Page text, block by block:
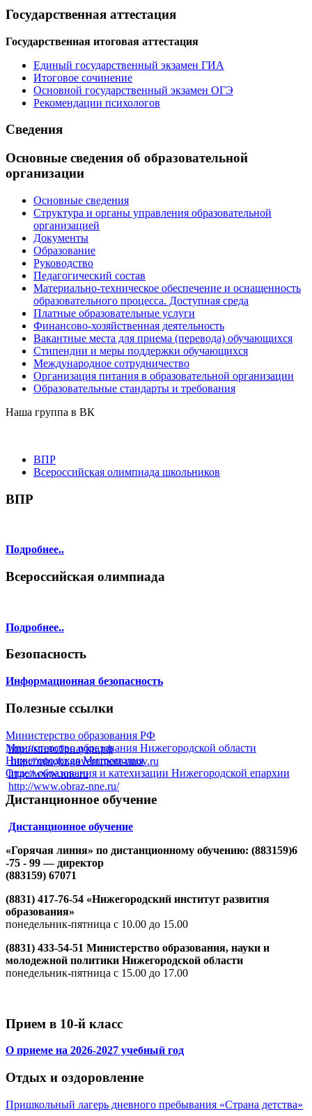
Государственная аттестация
Государственная итоговая аттестация
Единый государственный экзамен ГИА
Итоговое сочинение
Основной государственный экзамен ОГЭ
Рекомендации психологов
Сведения
Основные сведения об образовательной
организации
Основные сведения
Структура и органы управления образовательной
организацией
Документы
Образование
Руководство
Педагогический состав
Материально-техническое обеспечение и оснащенность
образовательного процесса. Доступная среда
Платные образовательные услуги
Финансово-хозяйственная деятельность
Вакантные места для приема (перевода) обучающихся
Стипендии и меры поддержки обучающихся
Международное сотрудничество
Организация питания в образовательной организации
Образовательные стандарты и требования
Наша группа в ВК
ВПР
Всероссийская олимпиада школьников
ВПР
Подробнее..
Всероссийская олимпиада
Подробнее..
Безопасность
Информационная безопасность
Полезные ссылки
Министерство образования РФ
http://минобрнауки.рф
Министерство образования Нижегородской области
http://minobr.government-nnov.ru
Нижегородская Митрополия
http://www.nne.ru
Отдел образования и катехизации Нижегородской епархии
http://www.obraz-nne.ru/
Дистанционное обучение
Дистанционное обучение
«Горячая линия» по дистанционному обучению: (883159)6
-75 - 99 — директор
(883159) 67071
(8831) 417-76-54 «Нижегородский институт развития
образования»
понедельник-пятница с 10.00 до 15.00
(8831) 433-54-51 Министерство образования, науки и
молодежной политики Нижегородской области
понедельник-пятница с 15.00 до 17.00
Прием в 10-й класс
О приеме на 2026-2027 учебный год
Отдых и оздоровление
Пришкольный лагерь дневного пребывания «Страна детства»